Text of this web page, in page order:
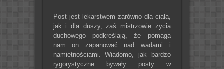
Post jest lekarstwem zarówno dla ciała,
jak i dla duszy, zaś mistrzowie życia
duchowego podkreślają, że pomaga
nam on zapanować nad wadami i
namiętnościami. Wiadomo, jak bardzo
rygorystyczne bywały posty w